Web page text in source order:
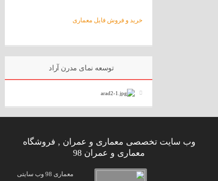
خرید و فروش فایل معماری
توسعه نمای مدرن آراد
وب سایت تخصصی معماری و عمران , فروشگاه
معماری و عمران 98
معماری 98 وب سایتی